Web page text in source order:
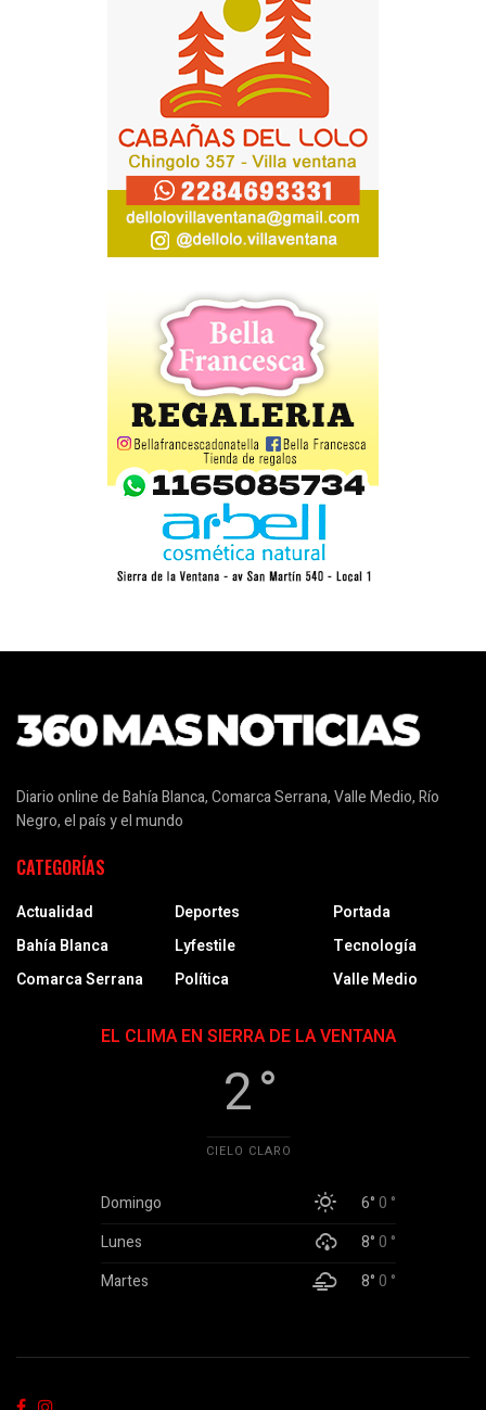
Diario online de Bahía Blanca, Comarca Serrana, Valle Medio, Río
Negro, el país y el mundo
CATEGORÍAS
Actualidad
Bahía Blanca
Comarca Serrana
Deportes
Lyfestile
Política
Portada
Tecnología
Valle Medio
EL CLIMA EN SIERRA DE LA VENTANA
2 °
CIELO CLARO
Domingo 6°0 °
Lunes
8°0 °
Martes
8°0 °